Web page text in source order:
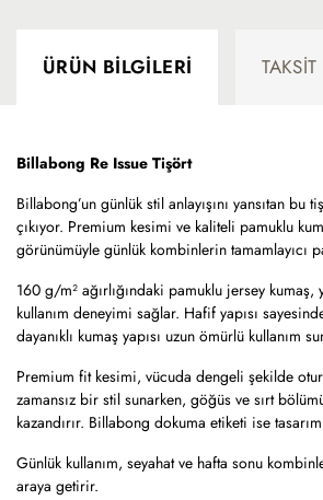
ÜRÜN BILGILERI
Billabong Re Issue Tişört
Billabong’un günlük stil anlayışını yansıtan
çıkıyor. Premium kesimi ve kaliteli pamuklu
görünümüyle günlük kombinlerin tamamlayıcı
160 g/m² ağırlığındaki pamuklu jersey
kullanım deneyimi sağlar. Hafif yapısı
dayanıklı kumaş yapısı uzun ömürlü kullanım
Premium fit kesimi, vücuda dengeli şekilde
zamansız bir stil sunarken, göğüs ve sırt
kazandırır. Billabong dokuma etiketi ise
Günlük kullanım, seyahat ve hafta sonu
araya getirir.